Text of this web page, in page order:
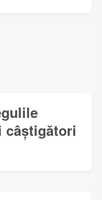
câștigători